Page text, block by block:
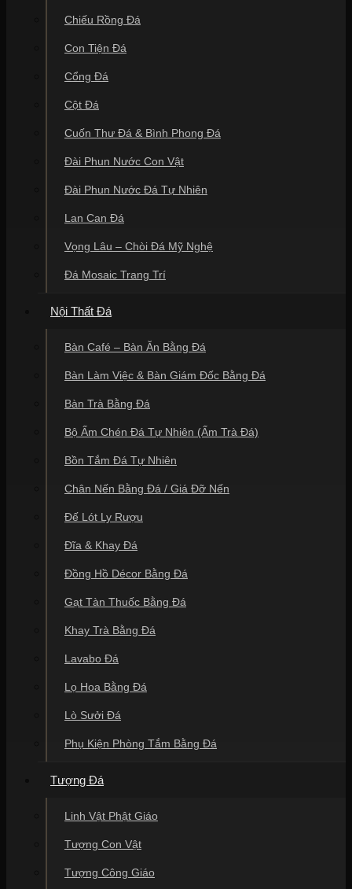
Chiếu Rồng Đá
Con Tiện Đá
Cổng Đá
Cột Đá
Cuốn Thư Đá & Bình Phong Đá
Đài Phun Nước Con Vật
Đài Phun Nước Đá Tự Nhiên
Lan Can Đá
Vọng Lâu – Chòi Đá Mỹ Nghệ
Đá Mosaic Trang Trí
Nội Thất Đá
Bàn Café – Bàn Ăn Bằng Đá
Bàn Làm Việc & Bàn Giám Đốc Bằng Đá
Bàn Trà Bằng Đá
Bộ Ấm Chén Đá Tự Nhiên (Ấm Trà Đá)
Bồn Tắm Đá Tự Nhiên
Chân Nến Bằng Đá / Giá Đỡ Nến
Đế Lót Ly Rượu
Đĩa & Khay Đá
Đồng Hồ Décor Bằng Đá
Gạt Tàn Thuốc Bằng Đá
Khay Trà Bằng Đá
Lavabo Đá
Lọ Hoa Bằng Đá
Lò Sưởi Đá
Phụ Kiện Phòng Tắm Bằng Đá
Tượng Đá
Linh Vật Phật Giáo
Tượng Con Vật
Tượng Công Giáo